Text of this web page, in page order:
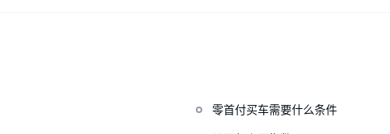
零首付买车需要什么条件